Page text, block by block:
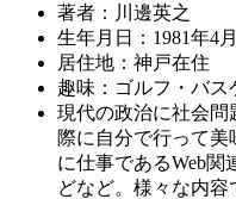
著者：川邊英之
生年月日：1981年4
居住地：神戸在住
趣味：ゴルフ・バス
現代の政治に社会問
際に自分で行って
に仕事であるWeb関
どなど。様々な内